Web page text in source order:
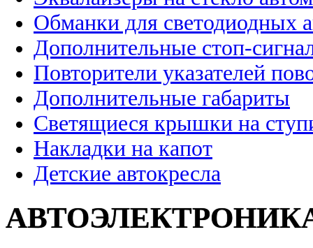
Обманки для светодиодных
Дополнительные стоп-
Повторители указателей
Дополнительные габариты
Светящиеся крышки на
Накладки на капот
Детские автокресла